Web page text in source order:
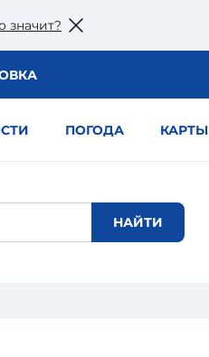
значит?
ПОГОДА КАРТЫ